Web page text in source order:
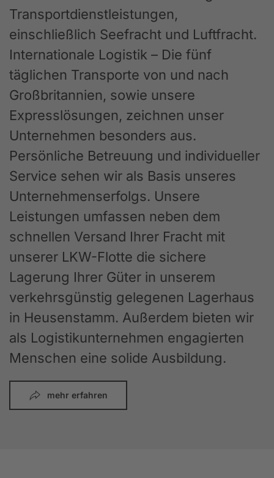
Transportdienstleistungen,
einschließlich Seefracht und Luftfracht.
Internationale Logistik – Die fünf
täglichen Transporte von und nach
Großbritannien, sowie unsere
Expresslösungen, zeichnen unser
Unternehmen besonders aus.
Persönliche Betreuung und individueller
Service sehen wir als Basis unseres
Unternehmenserfolgs. Unsere
Leistungen umfassen neben dem
schnellen Versand Ihrer Fracht mit
unserer LKW-Flotte die sichere
Lagerung Ihrer Güter in unserem
verkehrsgünstig gelegenen Lagerhaus
in Heusenstamm. Außerdem bieten wir
als Logistikunternehmen engagierten
Menschen eine solide Ausbildung.
mehr erfahren